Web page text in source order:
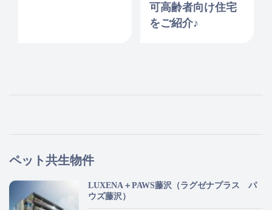
可高齢者向け住宅
をご紹介♪
ペット共生物件
LUXENA＋PAWS藤沢（ラグゼナプラス パ
ウズ藤沢）